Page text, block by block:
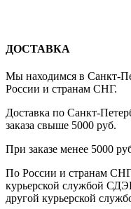
ДОСТАВКА
Мы находимся в Санкт-
России и странам СНГ.
Доставка по Санкт-
заказа свыше 5000 руб.
При заказе менее 5000
По России и странам СНГ
курьерской службой
другой курьерской